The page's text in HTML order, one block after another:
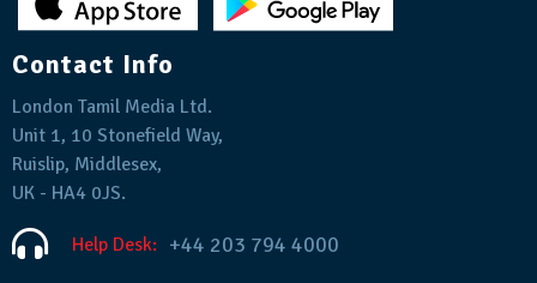
Contact Info
London Tamil Media Ltd.
Unit 1, 10 Stonefield Way,
Ruislip, Middlesex,
UK - HA4 0JS.
Help Desk: +44 203 794 4000